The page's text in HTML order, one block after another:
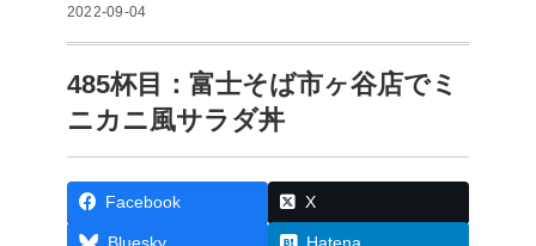
2022-09-04
485杯目：富士そば市ヶ谷店でミ
ニカニ風サラダ丼
Facebook X